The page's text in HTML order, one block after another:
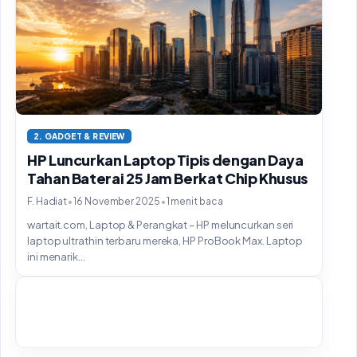
2. GADGET & REVIEW
HP Luncurkan Laptop Tipis dengan Daya
Tahan Baterai 25 Jam Berkat Chip Khusus
F. Hadiat•16 November 2025 •1 menit baca
wartait.com, Laptop & Perangkat – HP meluncurkan seri
laptop ultrathin terbaru mereka, HP ProBook Max. Laptop
ini menarik...